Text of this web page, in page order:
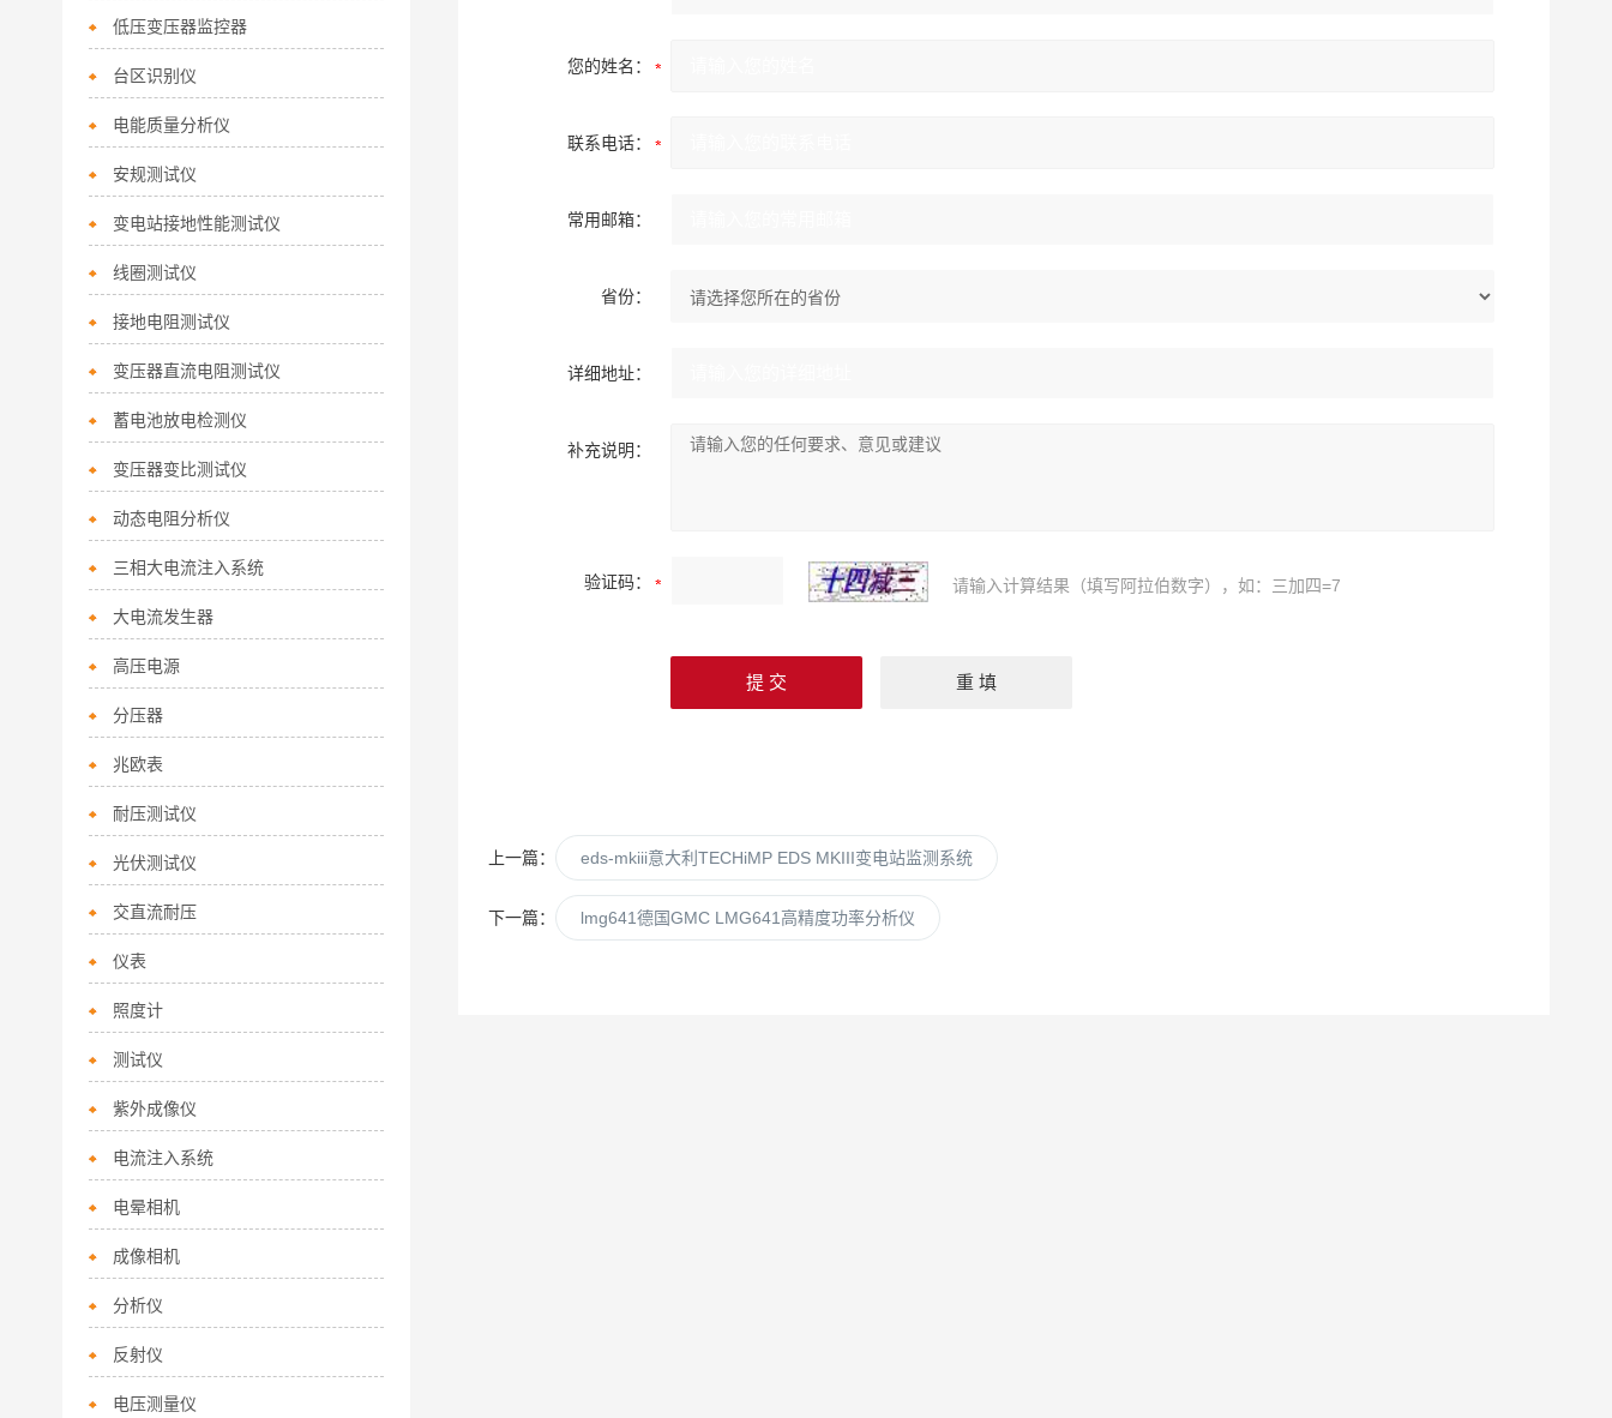
您的姓名：
联系电话：
常用邮箱：
省份：
详细地址：
补充说明：
验证码： 请输入计算结果（填写阿拉伯数字），如：三加四=7
上一篇： eds-mkiii意大利TECHiMP EDS MKIII变电站监测系统
下一篇： lmg641德国GMC LMG641高精度功率分析仪
低压变压器监控器
台区识别仪
电能质量分析仪
安规测试仪
变电站接地性能测试仪
线圈测试仪
接地电阻测试仪
变压器直流电阻测试仪
蓄电池放电检测仪
变压器变比测试仪
动态电阻分析仪
三相大电流注入系统
大电流发生器
高压电源
分压器
兆欧表
耐压测试仪
光伏测试仪
交直流耐压
仪表
照度计
测试仪
紫外成像仪
电流注入系统
电晕相机
成像相机
分析仪
反射仪
电压测量仪